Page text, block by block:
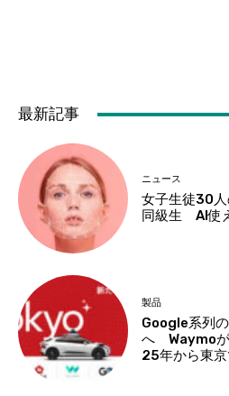
最新記事
ニュース
女子生徒30
同級生 AI使
製品
Google系列
へ Waymoが
25年から東京